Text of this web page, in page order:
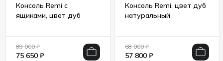
Консоль Remi с
ящиками, цвет дуб
89 000₽
75 650 ₽
Консоль Remi, цвет дуб
натуральный
68 000₽
57 800 ₽